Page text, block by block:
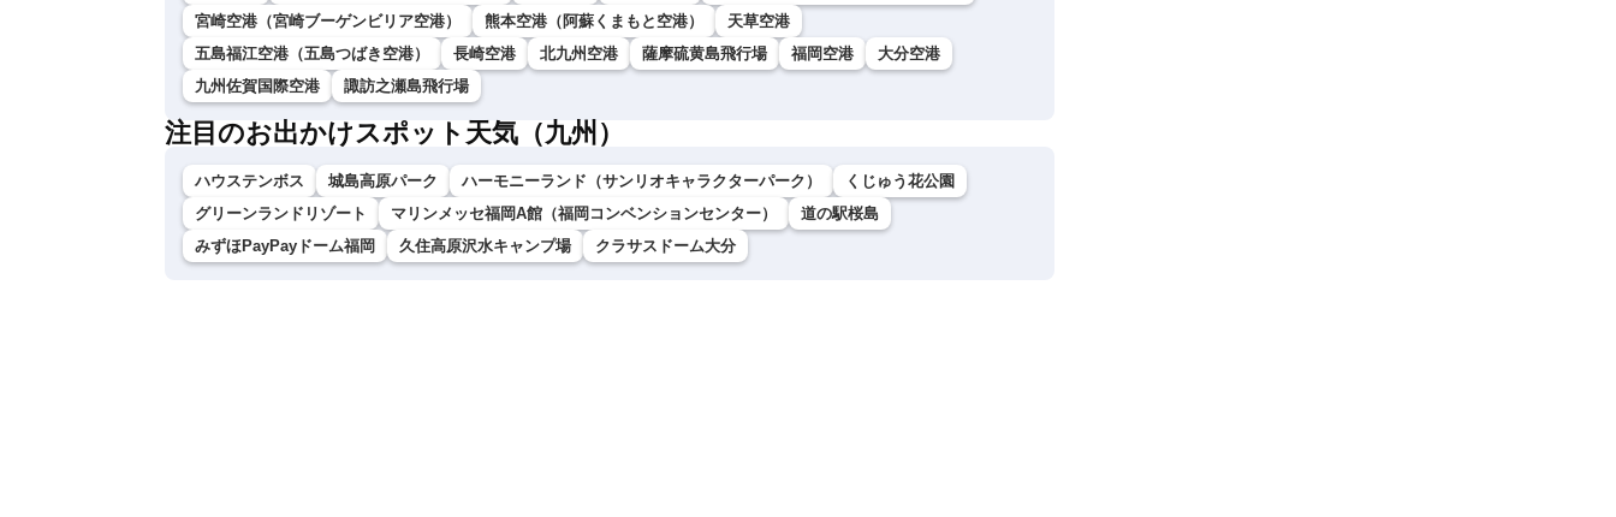
宮崎空港（宮崎ブーゲンビリア空港）
熊本空港（阿蘇くまもと空港）
天草空港
五島福江空港（五島つばき空港）
長崎空港 北九州空港 薩摩硫黄島飛行場 福岡空港
大分空港
九州佐賀国際空港
諏訪之瀬島飛行場
注目のお出かけスポット天気（九州）
ハウステンボス 城島高原パーク ハーモニーランド（サンリオキャラクターパーク）
くじゅう花公園
グリーンランドリゾート
マリンメッセ福岡A館（福岡コンベンションセンター）
道の駅桜島
みずほPayPayドーム福岡
久住高原沢水キャンプ場 クラサスドーム大分